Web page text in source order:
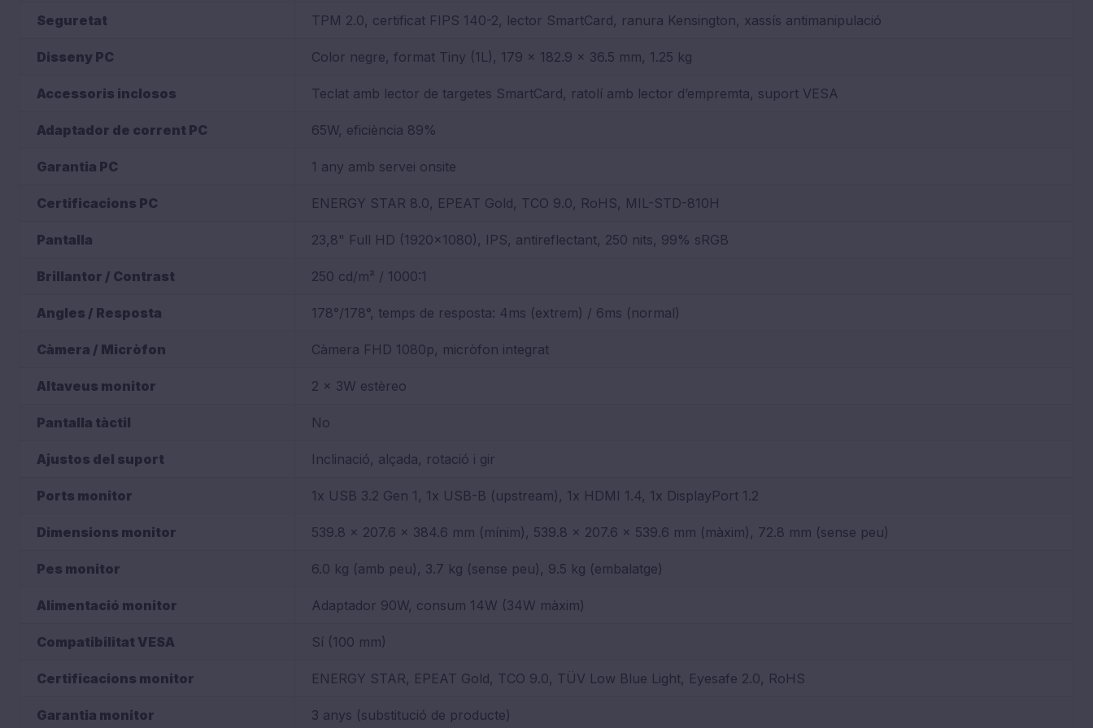
Seguretat TPM 2.0, certificat FIPS 140-2, lector SmartCard, ranura Kensington, xassís antimanipulació
Disseny PC Color negre, format Tiny (1L), 179 x 182.9 x 36.5 mm, 1.25 kg
Accessoris inclosos Teclat amb lector de targetes SmartCard, ratolí amb lector d’empremta, suport VESA
Adaptador de corrent PC 65W, eficiència 89%
Garantia PC 1 any amb servei onsite
Certificacions PC ENERGY STAR 8.0, EPEAT Gold, TCO 9.0, RoHS, MIL-STD-810H
Pantalla 23,8" Full HD (1920x1080), IPS, antireflectant, 250 nits, 99% sRGB
Brillantor / Contrast 250 cd/m² / 1000:1
Angles / Resposta 178°/178°, temps de resposta: 4ms (extrem) / 6ms (normal)
Càmera / Micròfon Càmera FHD 1080p, micròfon integrat
Altaveus monitor 2 x 3W estèreo
Pantalla tàctil No
Ajustos del suport Inclinació, alçada, rotació i gir
Ports monitor 1x USB 3.2 Gen 1, 1x USB-B (upstream), 1x HDMI 1.4, 1x DisplayPort 1.2
Dimensions monitor 539.8 x 207.6 x 384.6 mm (mínim), 539.8 x 207.6 x 539.6 mm (màxim), 72.8 mm (sense peu)
Pes monitor 6.0 kg (amb peu), 3.7 kg (sense peu), 9.5 kg (embalatge)
Alimentació monitor Adaptador 90W, consum 14W (34W màxim)
Compatibilitat VESA Sí (100 mm)
Certificacions monitor ENERGY STAR, EPEAT Gold, TCO 9.0, TÜV Low Blue Light, Eyesafe 2.0, RoHS
Garantia monitor 3 anys (substitució de producte)